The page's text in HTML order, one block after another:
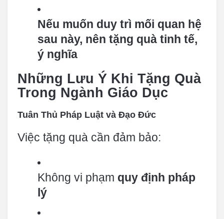
Nếu muốn duy trì mối quan hệ
sau này, nên tặng quà tinh tế,
ý nghĩa
Những Lưu Ý Khi Tặng Quà
Trong Ngành Giáo Dục
Tuân Thủ Pháp Luật và Đạo Đức
Việc tặng quà cần đảm bảo:
Không vi phạm quy định pháp
lý